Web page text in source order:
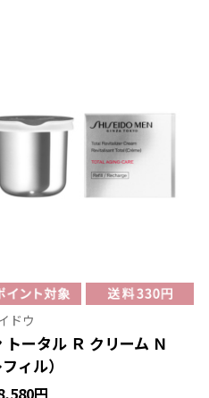
ドウ
トータル Ｒ クリーム Ｎ
フィル）